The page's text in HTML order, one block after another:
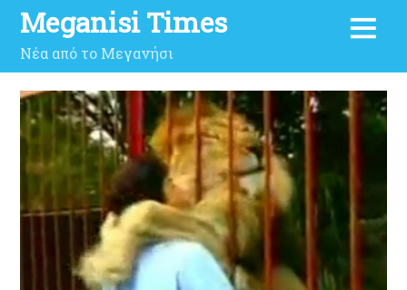
Meganisi Times
Νέα από το Μεγανήσι